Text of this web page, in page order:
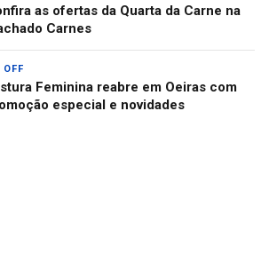
as ofertas da Quarta da Carne na
Carnes
OFF
Feminina reabre em Oeiras com
especial e novidades